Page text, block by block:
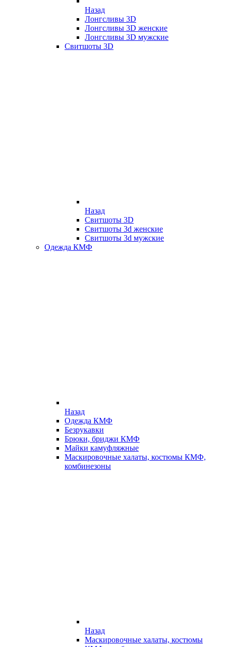
Назад
Лонгсливы 3D
Лонгсливы 3D женские
Лонгсливы 3D мужские
Свитшоты 3D
Назад
Свитшоты 3D
Свитшоты 3d женские
Свитшоты 3d мужские
Одежда КМФ
Назад
Одежда КМФ
Безрукавки
Брюки, бриджи КМФ
Майки камуфляжные
Маскировочные халаты, костюмы КМФ,
комбинезоны
Назад
Маскировочные халаты, костюмы